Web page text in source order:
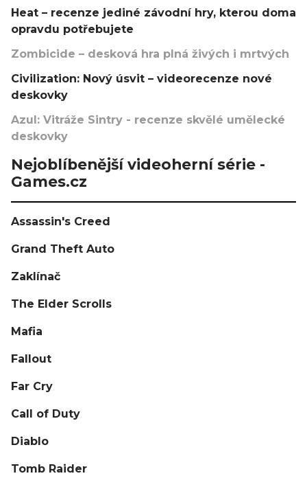
Heat – recenze jediné závodní hry, kterou doma
opravdu potřebujete
Zombicide – desková hra plná živých i mrtvých
Civilization: Nový úsvit – videorecenze nové
deskovky
Azul: Vitráže Sintry - recenze skvělé umělecké
deskovky
Nejoblíbenější videoherní série -
Games.cz
Assassin's Creed
Grand Theft Auto
Zaklínač
The Elder Scrolls
Mafia
Fallout
Far Cry
Call of Duty
Diablo
Tomb Raider